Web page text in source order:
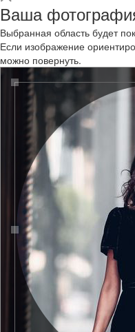
Ваша
Выбранная область будет
Если изображение
можно повернуть.